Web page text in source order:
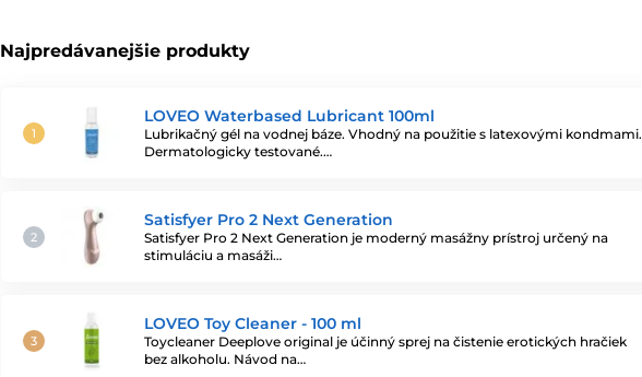
Najpredávanejšie produkty
LOVEO Waterbased Lubricant 100ml
Lubrikačný gél na vodnej báze. Vhodný na použitie s latexovými kondmami.
Dermatologicky testované.…
Satisfyer Pro 2 Next Generation
Satisfyer Pro 2 Next Generation je moderný masážny prístroj určený na
stimuláciu a masáži…
LOVEO Toy Cleaner - 100 ml
Toycleaner Deeplove original je účinný sprej na čistenie erotických hračiek
bez alkoholu. Návod na…